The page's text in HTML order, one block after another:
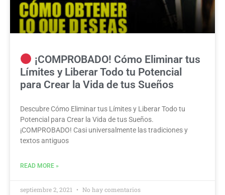
¡COMPROBADO! Cómo Eliminar tus
Límites y Liberar Todo tu Potencial
para Crear la Vida de tus Sueños
Descubre Cómo Eliminar tus Límites y Liberar Todo tu
Potencial para Crear la Vida de tus Sueños.
¡COMPROBADO! Casi universalmente las tradiciones y
textos antiguos
READ MORE »
septiembre 2, 2021 No hay comentarios